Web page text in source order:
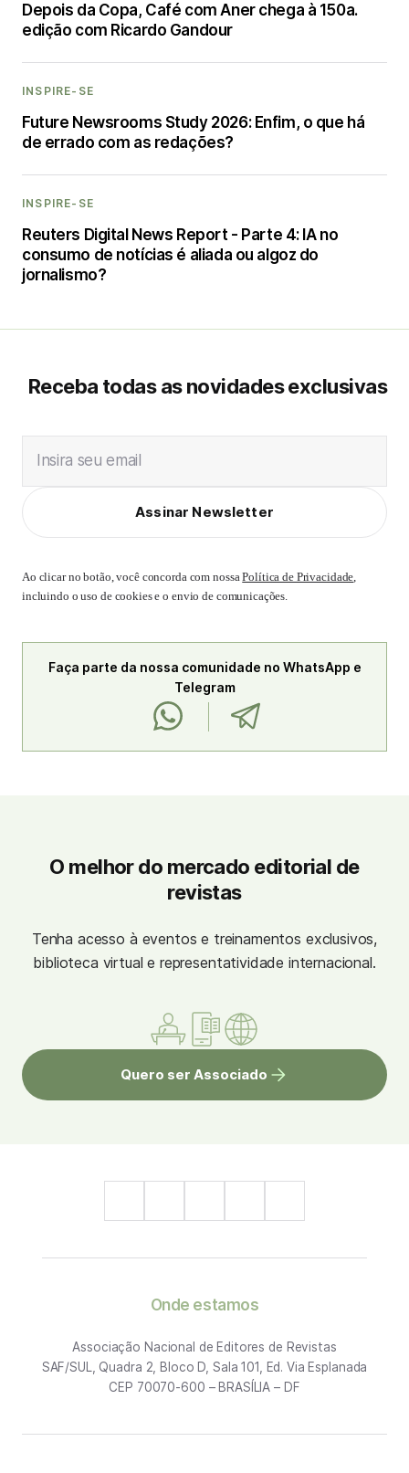
Depois da Copa, Café com Aner chega à 150a.
edição com Ricardo Gandour
INSPIRE-SE
Future Newsrooms Study 2026: Enfim, o que há
de errado com as redações?
INSPIRE-SE
Reuters Digital News Report - Parte 4: IA no
consumo de notícias é aliada ou algoz do
jornalismo?
Receba todas as novidades exclusivas
Insira seu email
Assinar Newsletter
Ao clicar no botão, você concorda com nossaPolítica de Privacidade,
incluindo o uso de cookies e o envio de comunicações.
Faça parte da nossa comunidade no WhatsApp e
Telegram
O melhor do mercado editorial de
revistas
Tenha acesso à eventos e treinamentos exclusivos,
biblioteca virtual e representatividade internacional.
Quero ser Associado
Onde estamos
Associação Nacional de Editores de Revistas
SAF/SUL, Quadra 2, Bloco D, Sala 101, Ed. Via Esplanada
CEP 70070-600 – BRASÍLIA – DF